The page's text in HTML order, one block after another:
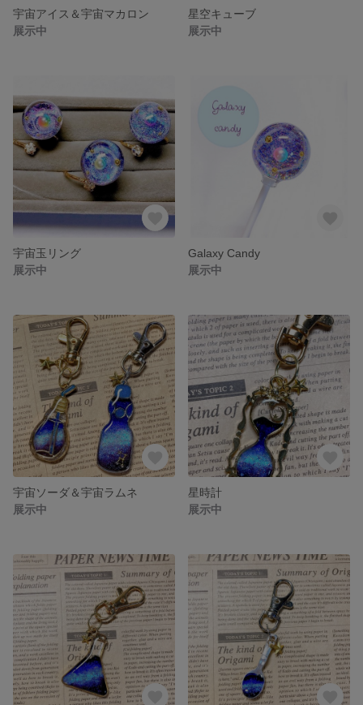
宇宙アイス＆宇宙マカロン
展示中
星空キューブ
展示中
宇宙玉リング
展示中
Galaxy Candy
展示中
宇宙ソーダ＆宇宙ラムネ
展示中
星時計
展示中